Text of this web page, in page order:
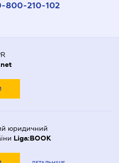
800-210-102
юридичний
Liga:BOOK